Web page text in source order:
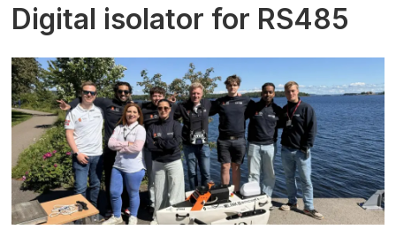
Digital isolator for RS485